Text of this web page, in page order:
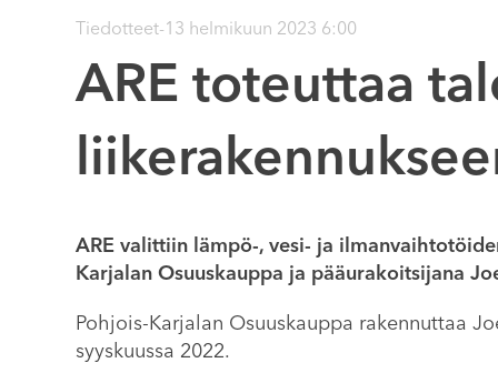
Tiedotteet-13 helmikuun 2023 6:00
ARE toteuttaa
ARE valittiin lämpö-, vesi- ja
Karjalan Osuuskauppa ja pääurakoitsijana
Pohjois-Karjalan Osuuskauppa rakennuttaa
syyskuussa 2022.